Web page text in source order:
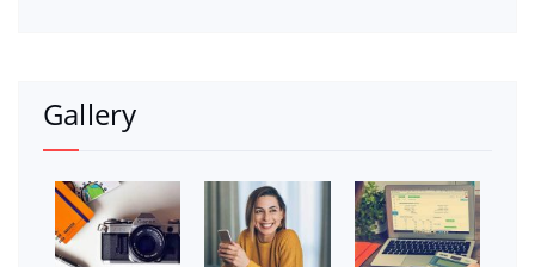
Gallery